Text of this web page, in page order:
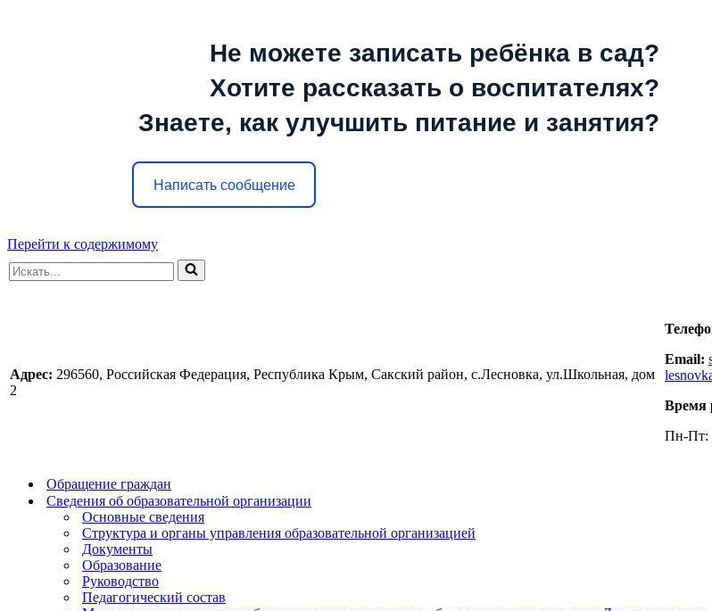
Не можете записать ребёнка в сад?
Хотите рассказать о воспитателях?
Знаете, как улучшить питание и занятия?
Написать сообщение
Перейти к содержимому
Искать...
Адрес: 296560, Российская Федерация, Республика Крым, Сакский район, с.Лесновка, ул.Школьная, дом
2
Email:
Время
Пн-Пт:
Обращение граждан
Сведения об образовательной организации
Основные сведения
Структура и органы управления образовательной организацией
Документы
Образование
Руководство
Педагогический состав